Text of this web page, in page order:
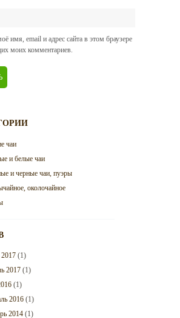
имя, email и адрес сайта в этом браузере
моих комментариев.
чаи
и белые чаи
и черные чаи, пуэры
околочайное
2017 (1)
2017 (1)
(1)
2016 (1)
2014 (1)